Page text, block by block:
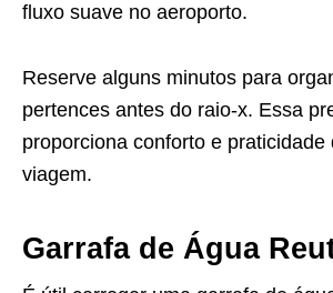
fluxo suave no aeroporto.
Reserve alguns minutos para
pertences antes do raio-x. Essa
proporciona conforto e praticidade
viagem.
Garrafa de Água